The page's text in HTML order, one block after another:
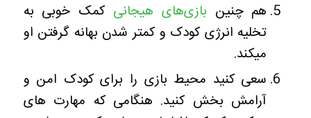
هم چنین بازی‌های هیجانی کمک خوبی به
تخلیه انرژی کودک و کمتر شدن بهانه گرفتن او
میکند.
سعی کنید محیط بازی را برای کودک امن و
آرامش بخش کنید. هنگامی که مهارت های